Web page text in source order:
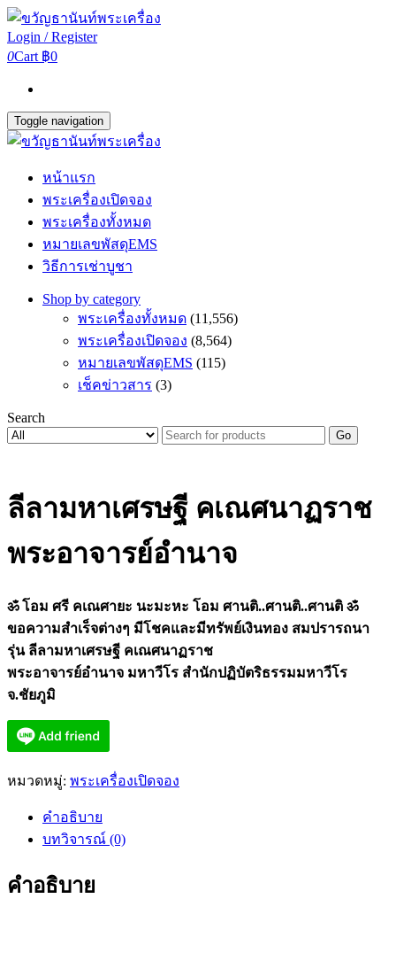
Login / Register
0Cart ฿0
Toggle navigation
หน้าแรก
พระเครื่องเปิดจอง
พระเครื่องทั้งหมด
หมายเลขพัสดุEMS
วิธีการเช่าบูชา
Shop by category
พระเครื่องทั้งหมด (11,556)
พระเครื่องเปิดจอง (8,564)
หมายเลขพัสดุEMS (115)
เช็คข่าวสาร (3)
Search
Go
ลีลามหาเศรษฐี คเณศนาฏราช
พระอาจารย์อำนาจ
ॐ โอม ศรี คเณศายะ นะมะหะ โอม ศานติ..ศานติ..ศานติ ॐ
ขอความสำเร็จต่างๆ มีโชคและมีทรัพย์เงินทอง สมปรารถนา
รุ่น ลีลามหาเศรษฐี คเณศนาฏราช
พระอาจารย์อำนาจ มหาวีโร สำนักปฏิบัตริธรรมมหาวีโร
จ.ชัยภูมิ
หมวดหมู่: พระเครื่องเปิดจอง
คำอธิบาย
บทวิจารณ์ (0)
คำอธิบาย